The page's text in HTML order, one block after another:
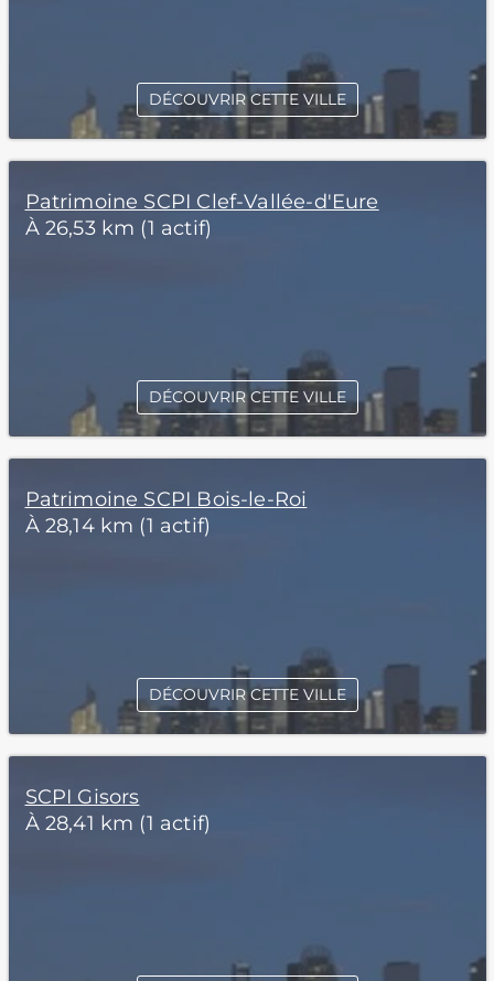
DÉCOUVRIR CETTE VILLE
Patrimoine SCPI Clef-Vallée-d'Eure
À 26,53 km (1 actif)
DÉCOUVRIR CETTE VILLE
Patrimoine SCPI Bois-le-Roi
À 28,14 km (1 actif)
DÉCOUVRIR CETTE VILLE
SCPI Gisors
À 28,41 km (1 actif)